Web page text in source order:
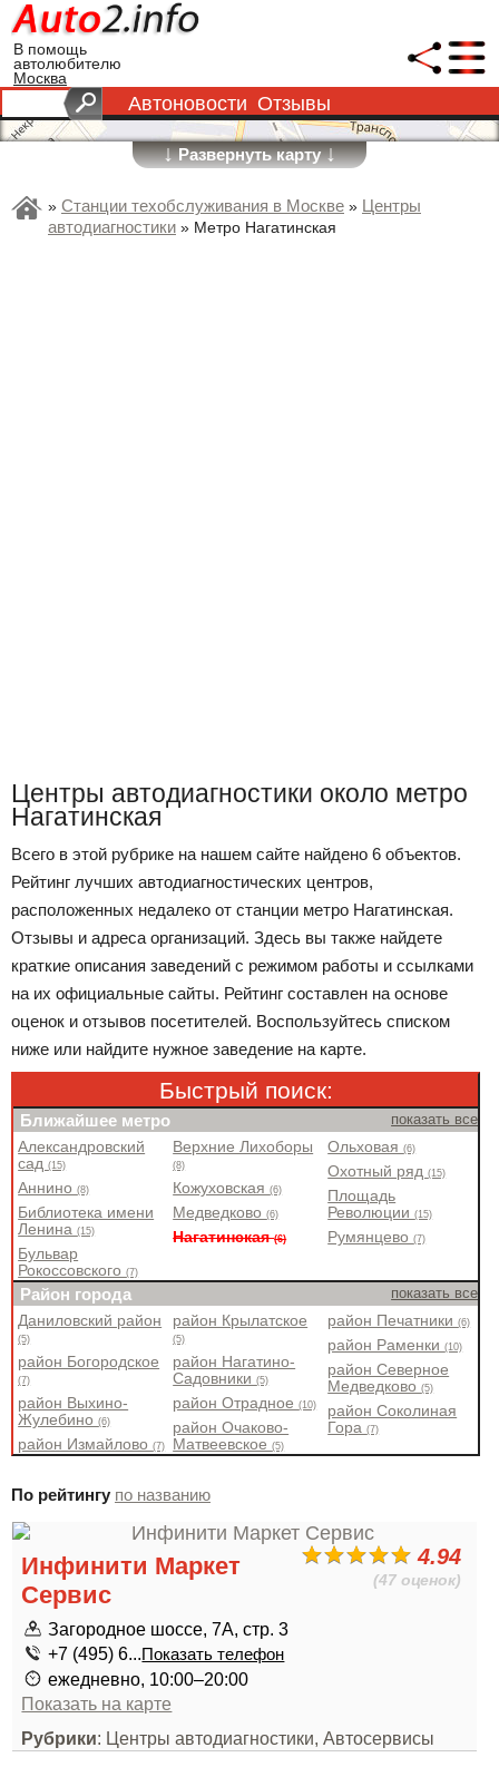
В помощь
автолюбителю
Москва
Автоновости Отзывы
↓Развернуть карту↓
» Станции техобслуживания в Москве » Центры
автодиагностики » Метро Нагатинская
Центры автодиагностики около метро
Нагатинская
Всего в этой рубрике на нашем сайте найдено 6 объектов.
Рейтинг лучших автодиагностических центров,
расположенных недалеко от станции метро Нагатинская.
Отзывы и адреса организаций. Здесь вы также найдете
краткие описания заведений с режимом работы и ссылками
на их официальные сайты. Рейтинг составлен на основе
оценок и отзывов посетителей. Воспользуйтесь списком
ниже или найдите нужное заведение на карте.
Быстрый поиск:
Ближайшее метро показать все
Александровский
сад(15)
Аннино(8)
Библиотека имени
Ленина(15)
Бульвар
Рокоссовского(7)
Верхние Лихоборы
(8)
Кожуховская(6)
Медведково(6)
Нагатинская(6)
Ольховая(6)
Охотный ряд(15)
Площадь
Революции(15)
Румянцево(7)
Район города показать все
Даниловский район
(5)
район Богородское
(7)
район Выхино-
Жулебино(6)
район Измайлово(7)
район Крылатское
(5)
район Нагатино-
Садовники(5)
район Отрадное(10)
район Очаково-
Матвеевское(5)
район Печатники(6)
район Раменки(10)
район Северное
Медведково(5)
район Соколиная
Гора(7)
По рейтингу по названию
4.94
(47 оценок)
Инфинити Маркет
Сервис
Загородное шоссе, 7А, стр. 3
+7 (495) 6...Показать телефон
ежедневно, 10:00–20:00
Показать на карте
Рубрики: Центры автодиагностики, Автосервисы